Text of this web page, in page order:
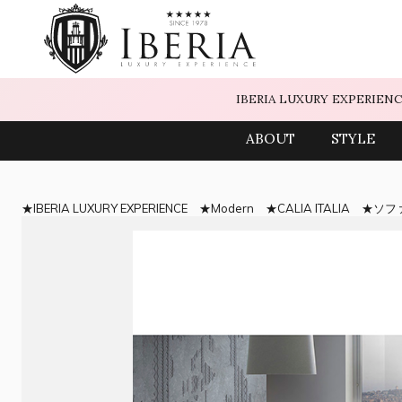
IBERIA LUXURY
ABOUT STYLE
IBERIA LUXURY EXPERIENCE Modern CALIA ITALIA ソフ